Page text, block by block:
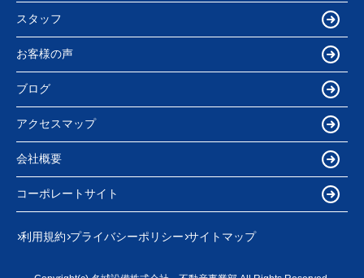
スタッフ
お客様の声
ブログ
アクセスマップ
会社概要
コーポレートサイト
利用規約 プライバシーポリシー サイトマップ